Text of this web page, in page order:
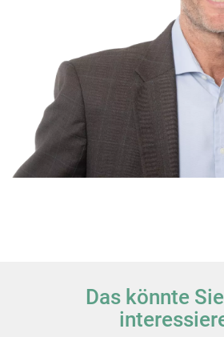
Das könnte